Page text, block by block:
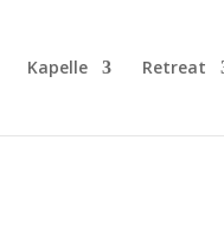
Kapelle Retreat